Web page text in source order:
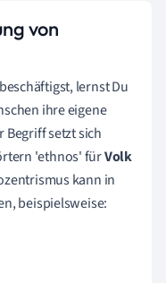
von
lernst Du
ihre eigene
Begriff setzt sich
'ethnos' fürVolk
kann in
beispielsweise: